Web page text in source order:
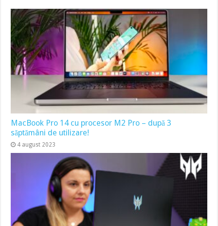
MacBook Pro 14 cu procesor M2 Pro – după 3
săptămâni de utilizare!
4 august 2023